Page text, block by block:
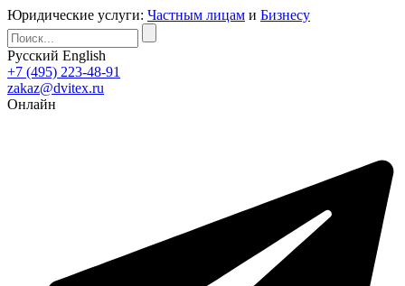
Юридические услуги: Частным лицам и Бизнесу
Русский English
+7 (495) 223-48-91
zakaz@dvitex.ru
Онлайн